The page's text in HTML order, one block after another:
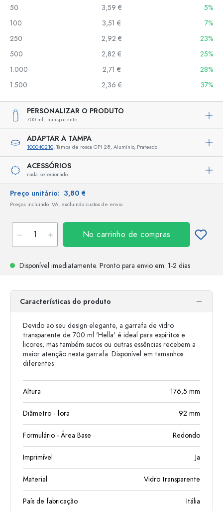
50
3,59 €
5%
100
3,51 €
7%
250
2,92 €
23%
500
2,82 €
25%
1.000
2,71 €
28%
1.500
2,36 € 37%
PERSONALIZAR O PRODUTO
700 ml, Transparente
ADAPTAR A TAMPA
100040210, Tampa de rosca GPI 28, Alumínio, Prateado
ACESSÓRIOS
nada selecionado
Preço unitário: 3,80 €
Preços incluindo IVA, excluindo custos de envio
No carrinho de compras
Disponível imediatamente. Pronto para envio em: 1-2 dias
Características do produto
Devido ao seu design elegante, a garrafa de vidro
transparente de 700 ml 'Hella' é ideal para espíritos e
licores, mas também sucos ou outras essências recebem a
maior atenção nesta garrafa. Disponível em tamanhos
diferentes
Altura 176,5 mm
Diâmetro - fora 92 mm
Formulário - Área Base Redondo
Imprimível Ja
Material Vidro transparente
País de fabricação Itália